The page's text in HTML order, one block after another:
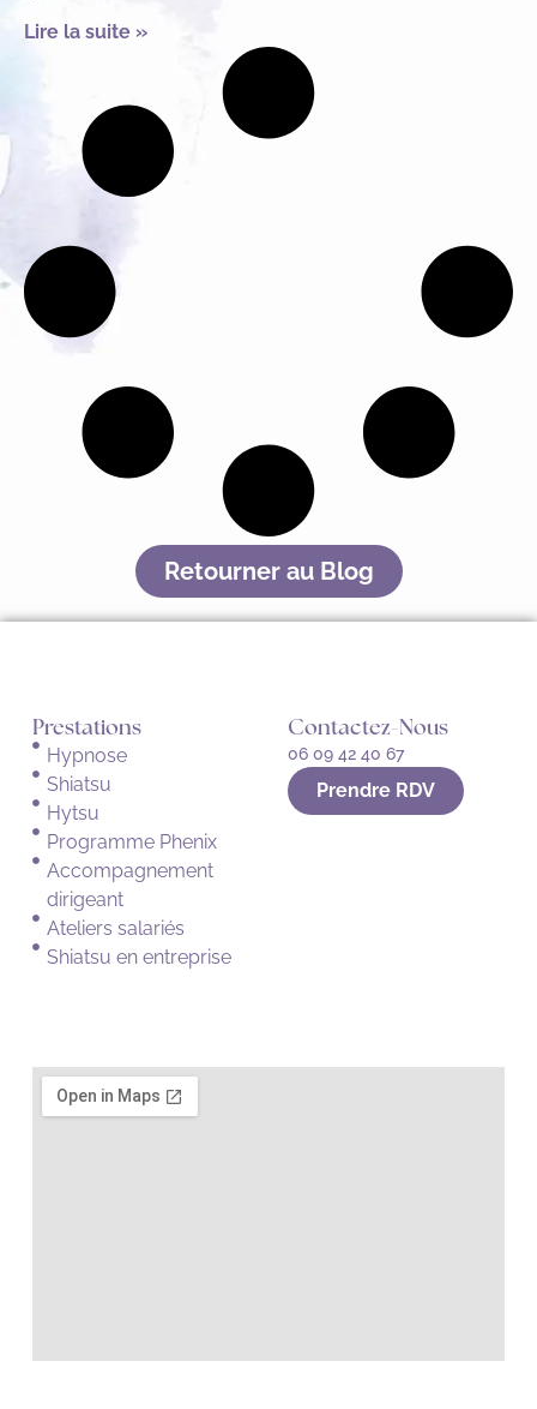
Lire la suite »
Retourner au Blog
Prestations
Hypnose
Shiatsu
Hytsu
Programme Phenix
Accompagnement
dirigeant
Ateliers salariés
Shiatsu en entreprise
Contactez-Nous
06 09 42 40 67
Prendre RDV